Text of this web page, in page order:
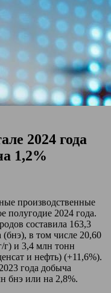
2024 года
1,2%
производственные
полугодие 2024 года.
составила 163,3
(бнэ), в том числе 20,60
г) и 3,4 млн тонн
и нефть) (+11,6%).
года добыча
бнэ или на 2,8%.